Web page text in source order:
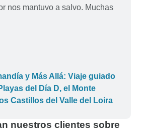
nos mantuvo a salvo. Muchas
y Más Allá: Viaje guiado
del Día D, el Monte
Castillos del Valle del Loira
nuestros clientes sobre